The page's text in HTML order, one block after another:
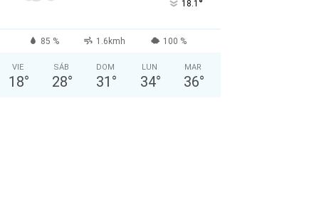
18.1 °
85 % 1.6kmh 100 %
VIE
18°
SÁB
28°
DOM
31 °
LUN
34°
MAR
36°